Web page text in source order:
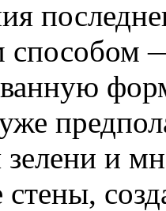
способом
и
стены,